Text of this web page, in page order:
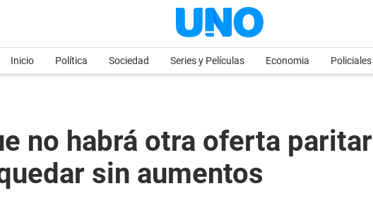
Inicio Política Sociedad Series y Películas Economia Policiales
no habrá otra oferta
sin aumentos